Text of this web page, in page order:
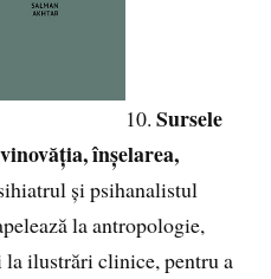
10.Sursele
înșelarea,
și psihanalistul
la antropologie,
ilustrări clinice, pentru a